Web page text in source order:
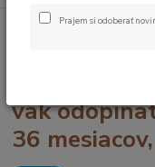
Dĺžka vaku 110cm
spací vak odopínateľnými
Morská víla
vak
36
Prajem si odoberať